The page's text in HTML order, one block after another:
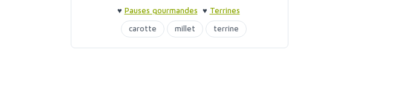
♥ Pauses gourmandes ♥ Terrines
carotte
millet terrine